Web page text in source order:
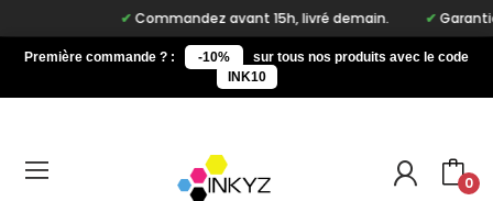
Commandez avant 15h, livré demain. Garantie
Première commande ? : -10%
sur tous nos produits avec le code
INK10
0